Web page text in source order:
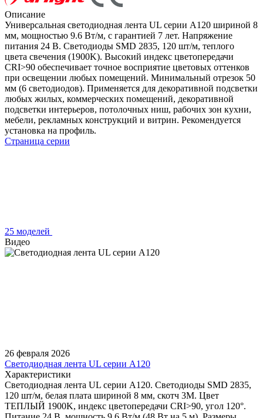
Описание
Универсальная светодиодная лента UL серии A120 шириной 8
мм, мощностью 9.6 Вт/м, с гарантией 7 лет. Напряжение
питания 24 В. Светодиоды SMD 2835, 120 шт/м, теплого
цвета свечения (1900K). Высокий индекс цветопередачи
CRI>90 обеспечивает точное восприятие цветовых оттенков
при освещении любых помещений. Минимальный отрезок 50
мм (6 светодиодов). Применяется для декоративной подсветки
любых жилых, коммерческих помещений, декоративной
подсветки интерьеров, потолочных ниш, рабочих зон кухни,
мебели, рекламных конструкций и витрин. Рекомендуется
установка на профиль.
Страница серии
25 моделей
Видео
26 февраля 2026
Светодиодная лента UL серии A120
Характеристики
Светодиодная лента UL серии A120. Светодиоды SMD 2835,
120 шт/м, белая плата шириной 8 мм, скотч 3M. Цвет
ТЕПЛЫЙ 1900K, индекс цветопередачи CRI>90, угол 120°.